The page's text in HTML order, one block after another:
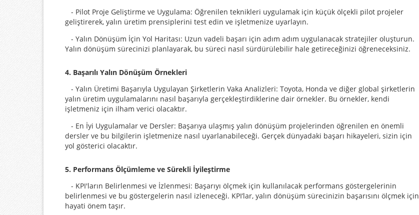
- Pilot Proje Geliştirme ve Uygulama: Öğrenilen teknikleri uygulamak için küçük ölçekli pilot projeler
geliştirerek, yalın üretim prensiplerini test edin ve işletmenize uyarlayın.
- Yalın Dönüşüm İçin Yol Haritası: Uzun vadeli başarı için adım adım uygulanacak stratejiler oluşturun.
Yalın dönüşüm sürecinizi planlayarak, bu süreci nasıl sürdürülebilir hale getireceğinizi öğreneceksiniz.
4. Başarılı Yalın Dönüşüm Örnekleri
- Yalın Üretimi Başarıyla Uygulayan Şirketlerin Vaka Analizleri: Toyota, Honda ve diğer global şirketlerin
yalın üretim uygulamalarını nasıl başarıyla gerçekleştirdiklerine dair örnekler. Bu örnekler, kendi
işletmeniz için ilham verici olacaktır.
- En İyi Uygulamalar ve Dersler: Başarıya ulaşmış yalın dönüşüm projelerinden öğrenilen en önemli
dersler ve bu bilgilerin işletmenize nasıl uyarlanabileceği. Gerçek dünyadaki başarı hikayeleri, sizin için
yol gösterici olacaktır.
5. Performans Ölçümleme ve Sürekli İyileştirme
- KPI'ların Belirlenmesi ve İzlenmesi: Başarıyı ölçmek için kullanılacak performans göstergelerinin
belirlenmesi ve bu göstergelerin nasıl izleneceği. KPI’lar, yalın dönüşüm sürecinizin başarısını ölçmek için
hayati önem taşır.